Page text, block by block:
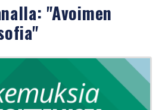
"Avoimen